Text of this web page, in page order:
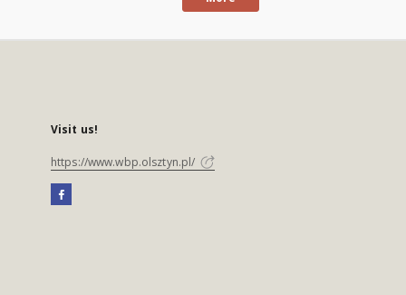
Visit us!
https://www.wbp.olsztyn.pl/